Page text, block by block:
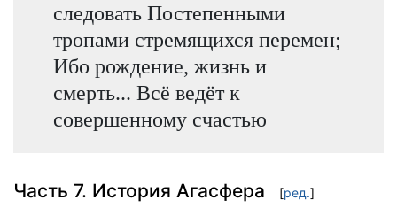
следовать Постепенными
тропами стремящихся перемен;
Ибо рождение, жизнь и
смерть... Всё ведёт к
совершенному счастью
Часть 7. История Агасфера [ред.]